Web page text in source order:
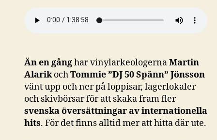
Än en gånghar vinylarkeologernaMartin
AlarikochTommie ”DJ 50 Spänn” Jönsson
vänt upp och ner på loppisar, lagerlokaler
och skivbörsar för att skaka fram fler
svenska översättningar av internationella
hits. För det finns alltid mer att hitta där ute.